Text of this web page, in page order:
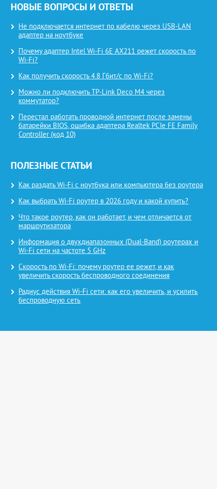
НОВЫЕ ВОПРОСЫ И ОТВЕТЫ
Не подключается интернет по кабелю через USB-LAN
адаптер на ноутбуке
Почему адаптер Intel Wi-Fi 6E AX211 режет скорость по
Wi-Fi?
Как получить скорость 4.8 Гбит/с по Wi-Fi?
Можно ли подключить TP-Link Deco M4 через
коммутатор?
Перестал работать проводной интернет после замены
батарейки BIOS, ошибка адаптера Realtek PCIe FE Family
Controller (код 10)
ПОЛЕЗНЫЕ СТАТЬИ
Как раздать Wi-Fi с ноутбука или компьютера без роутера
Как выбрать Wi-Fi роутер в 2026 году и какой купить?
Что такое роутер, как он работает, и чем отличается от
маршрутизатора
Информация о двухдиапазонных (Dual-Band) роутерах и
Wi-Fi сети на частоте 5 GHz
Скорость по Wi-Fi: почему роутер ее режет, и как
увеличить скорость беспроводного соединения
Радиус действия Wi-Fi сети: как его увеличить, и усилить
беспроводную сеть